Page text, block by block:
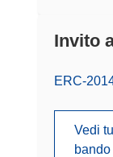
Invito
(si apre in
ERC-
Vedi
bando